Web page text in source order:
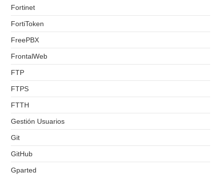
Fortinet
FortiToken
FreePBX
FrontalWeb
FTP
FTPS
FTTH
Gestión Usuarios
Git
GitHub
Gparted